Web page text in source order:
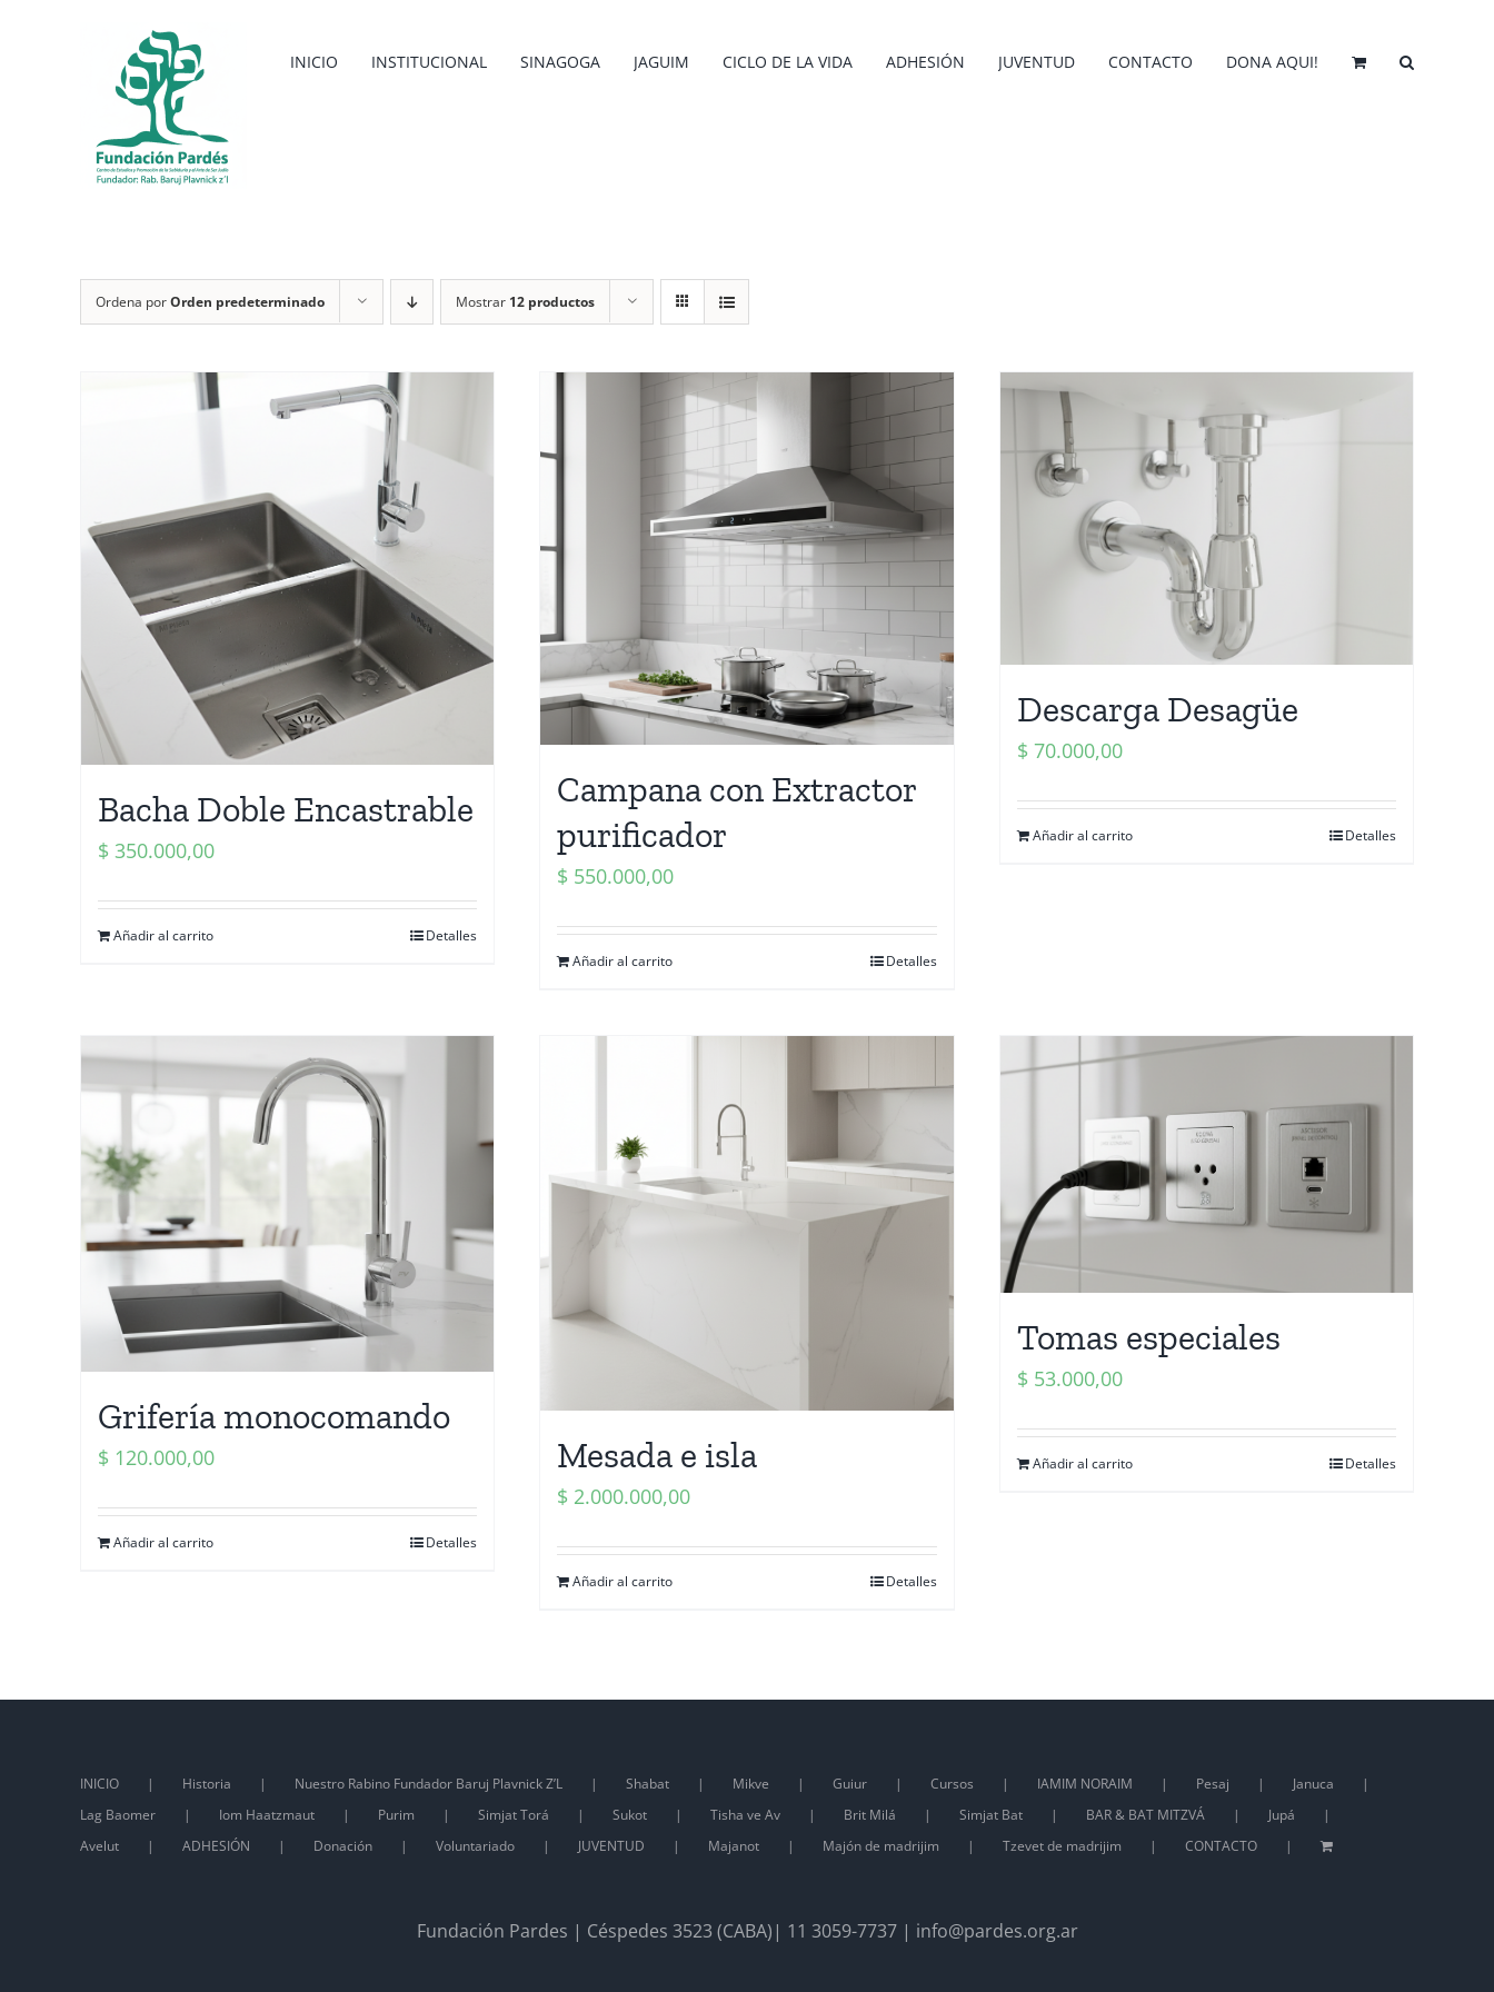
INICIO INSTITUCIONAL SINAGOGA JAGUIM CICLO DE LA VIDA ADHESIÓN JUVENTUD CONTACTO DONA AQUI!
Ordena porOrden predeterminado Mostrar 12 productos
Bacha Doble Encastrable
$ 350.000,00
Añadir al carrito Detalles
Campana con Extractor
purificador
$ 550.000,00
Añadir al carrito Detalles
Descarga Desagüe
$ 70.000,00
Añadir al carrito Detalles
Grifería monocomando
$ 120.000,00
Añadir al carrito Detalles
Mesada e isla
$ 2.000.000,00
Añadir al carrito Detalles
Tomas especiales
$ 53.000,00
Añadir al carrito Detalles
INICIO Historia Nuestro Rabino Fundador Baruj Plavnick Z’L Shabat Mikve Guiur Cursos IAMIM NORAIM Pesaj
Januca
Lag Baomer
Iom Haatzmaut Purim Simjat Torá Sukot Tisha ve Av Brit Milá Simjat Bat BAR & BAT MITZVÁ
Jupá
Avelut
ADHESIÓN Donación Voluntariado JUVENTUD Majanot Majón de madrijim Tzevet de madrijim CONTACTO
Fundación Pardes | Céspedes 3523 (CABA)| 11 3059-7737 | info@pardes.org.ar